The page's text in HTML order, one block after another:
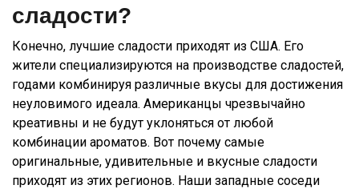
сладости?
Конечно, лучшие сладости приходят из США. Его
жители специализируются на производстве сладостей,
годами комбинируя различные вкусы для достижения
неуловимого идеала. Американцы чрезвычайно
креативны и не будут уклоняться от любой
комбинации ароматов. Вот почему самые
оригинальные, удивительные и вкусные сладости
приходят из этих регионов. Наши западные соседи